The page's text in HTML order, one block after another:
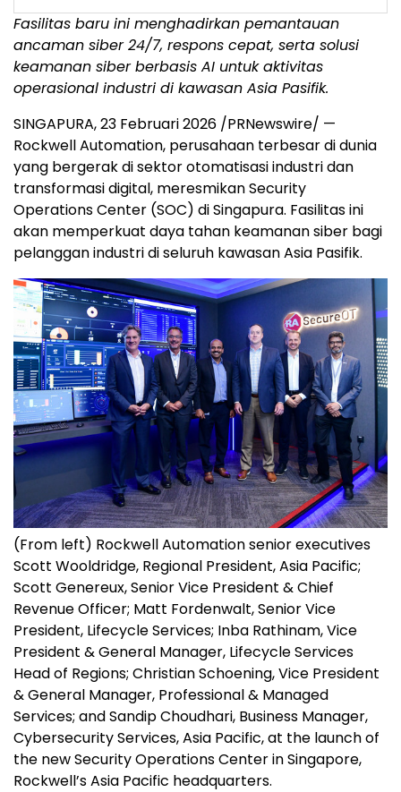
Fasilitas baru ini menghadirkan pemantauan
ancaman siber 24/7, respons cepat, serta solusi
keamanan siber berbasis AI untuk aktivitas
operasional industri di kawasan Asia Pasifik.
SINGAPURA, 23 Februari 2026 /PRNewswire/ —
Rockwell Automation, perusahaan terbesar di dunia
yang bergerak di sektor otomatisasi industri dan
transformasi digital, meresmikan Security
Operations Center (SOC) di Singapura. Fasilitas ini
akan memperkuat daya tahan keamanan siber bagi
pelanggan industri di seluruh kawasan Asia Pasifik.
(From left) Rockwell Automation senior executives
Scott Wooldridge, Regional President, Asia Pacific;
Scott Genereux, Senior Vice President & Chief
Revenue Officer; Matt Fordenwalt, Senior Vice
President, Lifecycle Services; Inba Rathinam, Vice
President & General Manager, Lifecycle Services
Head of Regions; Christian Schoening, Vice President
& General Manager, Professional & Managed
Services; and Sandip Choudhari, Business Manager,
Cybersecurity Services, Asia Pacific, at the launch of
the new Security Operations Center in Singapore,
Rockwell’s Asia Pacific headquarters.